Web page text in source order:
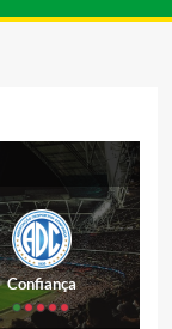
Confiança